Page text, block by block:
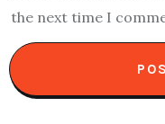
the next time I